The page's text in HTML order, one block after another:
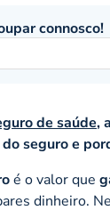
connosco!
de saúde,
seguro e
é o valor que
dinheiro.